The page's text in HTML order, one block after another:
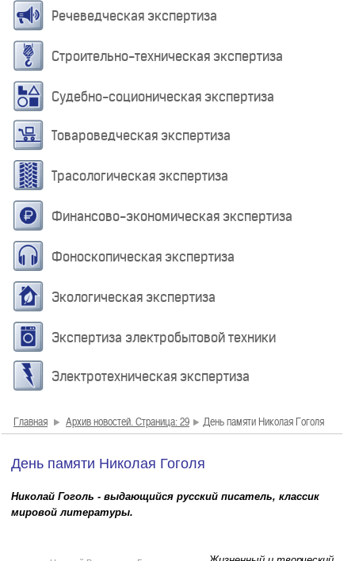
Речеведческая экспертиза
Строительно-техническая экспертиза
Судебно-соционическая экспертиза
Товароведческая экспертиза
Трасологическая экспертиза
Финансово-экономическая экспертиза
Фоноскопическая экспертиза
Экологическая экспертиза
Экспертиза электробытовой техники
Электротехническая экспертиза
Главная Архив новостей. Страница: 29 День памяти Николая Гоголя
День памяти Николая Гоголя
Николай Гоголь - выдающийся русский писатель, классик
мировой литературы.